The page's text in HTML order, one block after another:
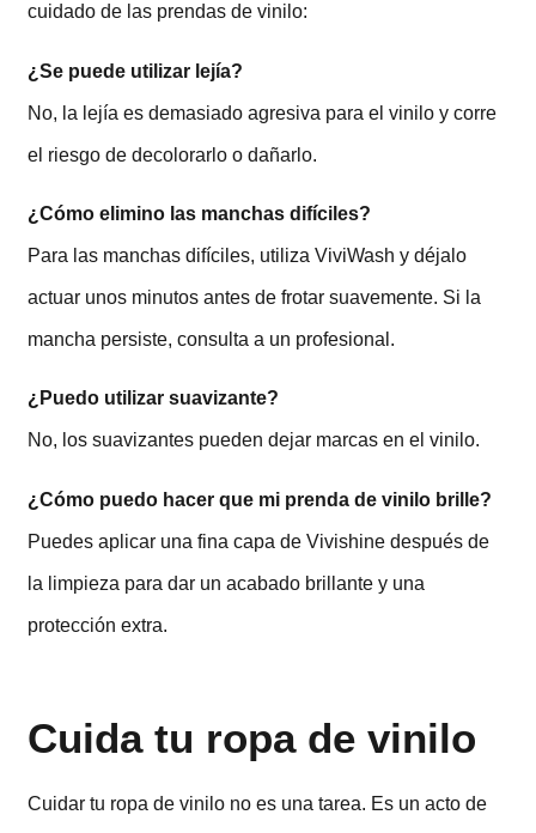
cuidado de las prendas de vinilo:
¿Se puede utilizar lejía?
No, la lejía es demasiado agresiva para el vinilo y corre
el riesgo de decolorarlo o dañarlo.
¿Cómo elimino las manchas difíciles?
Para las manchas difíciles, utiliza ViviWash y déjalo
actuar unos minutos antes de frotar suavemente. Si la
mancha persiste, consulta a un profesional.
¿Puedo utilizar suavizante?
No, los suavizantes pueden dejar marcas en el vinilo.
¿Cómo puedo hacer que mi prenda de vinilo brille?
Puedes aplicar una fina capa de Vivishine después de
la limpieza para dar un acabado brillante y una
protección extra.
Cuida tu ropa de vinilo
Cuidar tu ropa de vinilo no es una tarea. Es un acto de